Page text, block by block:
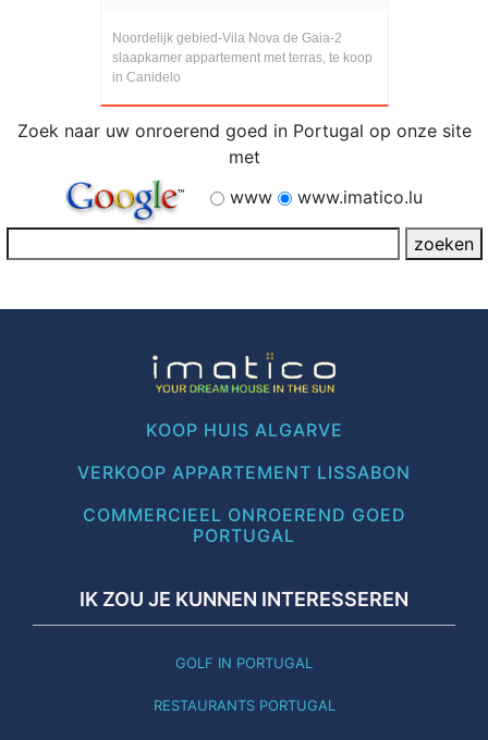
Noordelijk gebied-Vila Nova de Gaia-2
slaapkamer appartement met terras, te koop
in Canidelo
Zoek naar uw onroerend goed in Portugal op onze site
met
www
www.imatico.lu
KOOP HUIS ALGARVE
VERKOOP APPARTEMENT LISSABON
COMMERCIEEL ONROEREND GOED
PORTUGAL
IK ZOU JE KUNNEN INTERESSEREN
GOLF IN PORTUGAL
RESTAURANTS PORTUGAL